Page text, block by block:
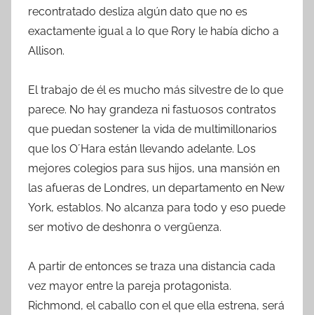
recontratado desliza algún dato que no es
exactamente igual a lo que Rory le había dicho a
Allison.
El trabajo de él es mucho más silvestre de lo que
parece. No hay grandeza ni fastuosos contratos
que puedan sostener la vida de multimillonarios
que los O´Hara están llevando adelante. Los
mejores colegios para sus hijos, una mansión en
las afueras de Londres, un departamento en New
York, establos. No alcanza para todo y eso puede
ser motivo de deshonra o vergüenza.
A partir de entonces se traza una distancia cada
vez mayor entre la pareja protagonista.
Richmond, el caballo con el que ella estrena, será